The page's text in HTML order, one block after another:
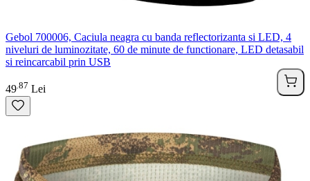
Gebol 700006, Caciula neagra cu banda reflectorizanta si LED, 4
niveluri de luminozitate, 60 de minute de functionare, LED detasabil
si reincarcabil prin USB
49 87 Lei